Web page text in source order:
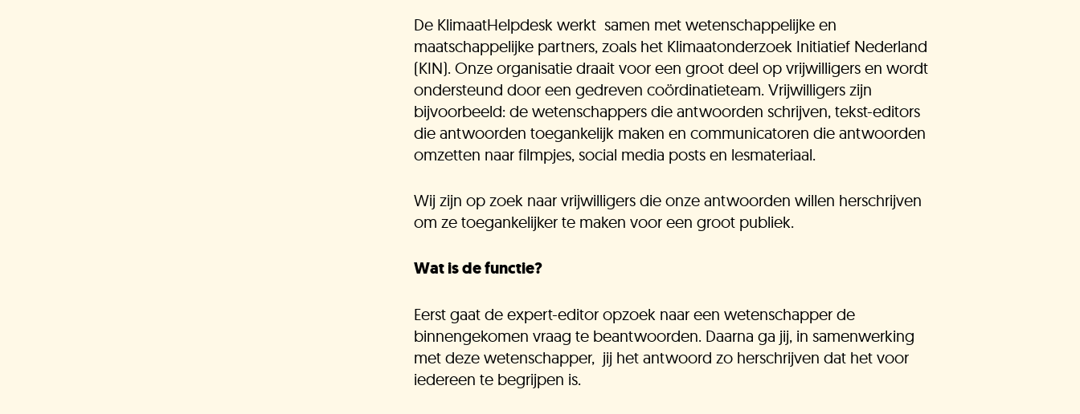
De KlimaatHelpdesk werkt samen met wetenschappelijke en
maatschappelijke partners, zoals het Klimaatonderzoek Initiatief Nederland
(KIN). Onze organisatie draait voor een groot deel op vrijwilligers en wordt
ondersteund door een gedreven coördinatieteam. Vrijwilligers zijn
bijvoorbeeld: de wetenschappers die antwoorden schrijven, tekst-editors
die antwoorden toegankelijk maken en communicatoren die antwoorden
omzetten naar filmpjes, social media posts en lesmateriaal.
Wij zijn op zoek naar vrijwilligers die onze antwoorden willen herschrijven
om ze toegankelijker te maken voor een groot publiek.
Wat is de functie?
Eerst gaat de expert-editor opzoek naar een wetenschapper de
binnengekomen vraag te beantwoorden. Daarna ga jij, in samenwerking
met deze wetenschapper, jij het antwoord zo herschrijven dat het voor
iedereen te begrijpen is.
Onze experts
Vacatures
KlimaatLesSnacks
Onze organisatie